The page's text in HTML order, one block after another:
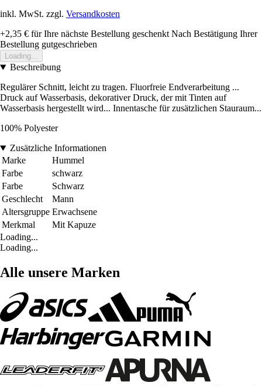
inkl. MwSt. zzgl. Versandkosten
+2,35 € für Ihre nächste Bestellung geschenkt Nach Bestätigung Ihrer
Bestellung gutgeschrieben
Loading...
Beschreibung
Regulärer Schnitt, leicht zu tragen. Fluorfreie Endverarbeitung ...
Druck auf Wasserbasis, dekorativer Druck, der mit Tinten auf
Wasserbasis hergestellt wird... Innentasche für zusätzlichen Stauraum...
100% Polyester
Zusätzliche Informationen
Marke
Hummel
Farbe
schwarz
Farbe
Schwarz
Geschlecht
Mann
Altersgruppe Erwachsene
Merkmal
Mit Kapuze
Loading...
Loading...
Alle unsere Marken